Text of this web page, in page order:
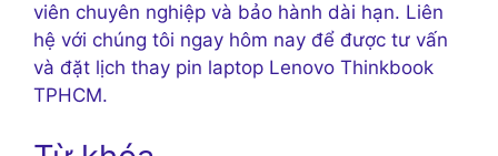
viên chuyên nghiệp và bảo hành dài hạn. Liên
hệ với chúng tôi ngay hôm nay để được tư vấn
và đặt lịch thay pin laptop Lenovo Thinkbook
TPHCM.